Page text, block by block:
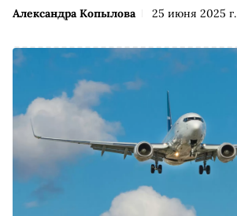
Александра Копылова 25 июня 2025 г.